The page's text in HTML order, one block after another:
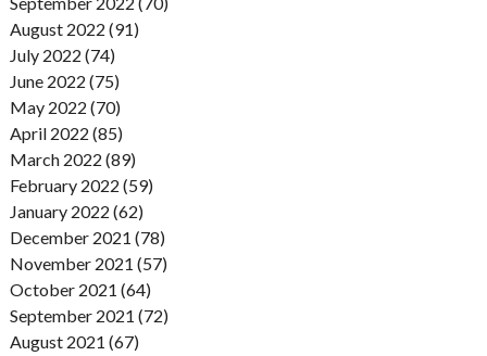
August 2022 (91)
July 2022 (74)
June 2022 (75)
May 2022 (70)
April 2022 (85)
March 2022 (89)
February 2022 (59)
January 2022 (62)
December 2021 (78)
November 2021 (57)
October 2021 (64)
September 2021 (72)
August 2021 (67)